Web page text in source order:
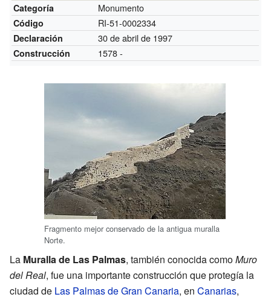
Categoría
Monumento
Código RI-51-0002334
Declaración 30 de abril de 1997
Construcción 1578 -
Fragmento mejor conservado de la antigua muralla
Norte.
La Muralla de Las Palmas, también conocida comoMuro
del Real, fue una importante construcción que protegía la
ciudad de Las Palmas de Gran Canaria, en Canarias,